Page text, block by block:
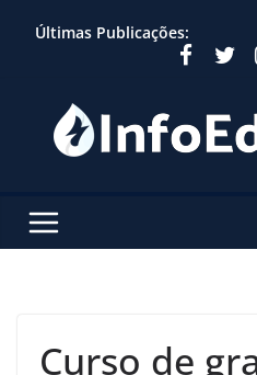
Últimas Publicações:
Curso de